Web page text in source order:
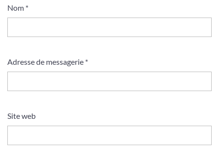
Nom *
Adresse de messagerie *
Site web